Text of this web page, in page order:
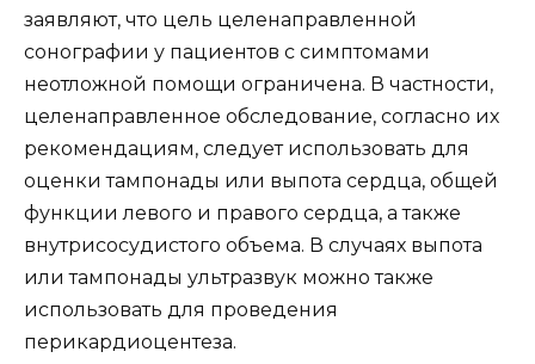
заявляют, что цель целенаправленной
сонографии у пациентов с симптомами
неотложной помощи ограничена. В частности,
целенаправленное обследование, согласно их
рекомендациям, следует использовать для
оценки тампонады или выпота сердца, общей
функции левого и правого сердца, а также
внутрисосудистого объема. В случаях выпота
или тампонады ультразвук можно также
использовать для проведения
перикардиоцентеза.